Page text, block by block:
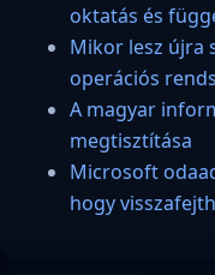
oktatás és
Mikor lesz újra
operációs
A magyar
megtisztítása
Microsoft
hogy